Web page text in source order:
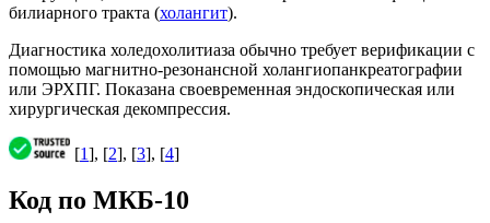
билиарного тракта (холангит).
Диагностика холедохолитиаза обычно требует верификации с
помощью магнитно-резонансной холангиопанкреатографии
или ЭРХПГ. Показана своевременная эндоскопическая или
хирургическая декомпрессия.
[1], [2], [3], [4]
Код по МКБ-10